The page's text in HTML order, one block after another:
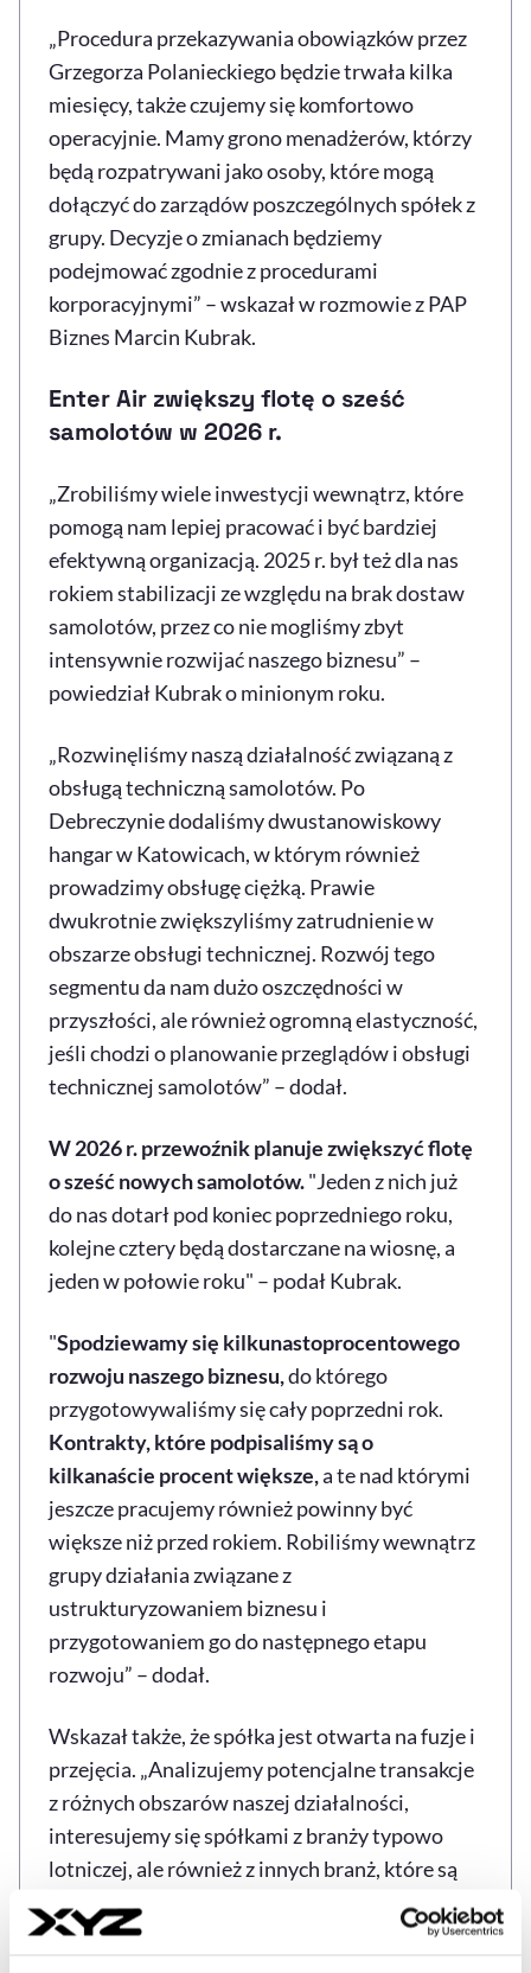
„Procedura przekazywania obowiązków przez
Grzegorza Polanieckiego będzie trwała kilka
miesięcy, także czujemy się komfortowo
operacyjnie. Mamy grono menadżerów, którzy
będą rozpatrywani jako osoby, które mogą
dołączyć do zarządów poszczególnych spółek z
grupy. Decyzje o zmianach będziemy
podejmować zgodnie z procedurami
korporacyjnymi” – wskazał w rozmowie z PAP
Biznes Marcin Kubrak.
Enter Air zwiększy flotę o sześć
samolotów w 2026 r.
„Zrobiliśmy wiele inwestycji wewnątrz, które
pomogą nam lepiej pracować i być bardziej
efektywną organizacją. 2025 r. był też dla nas
rokiem stabilizacji ze względu na brak dostaw
samolotów, przez co nie mogliśmy zbyt
intensywnie rozwijać naszego biznesu” –
powiedział Kubrak o minionym roku.
„Rozwinęliśmy naszą działalność związaną z
obsługą techniczną samolotów. Po
Debreczynie dodaliśmy dwustanowiskowy
hangar w Katowicach, w którym również
prowadzimy obsługę ciężką. Prawie
dwukrotnie zwiększyliśmy zatrudnienie w
obszarze obsługi technicznej. Rozwój tego
segmentu da nam dużo oszczędności w
przyszłości, ale również ogromną elastyczność,
jeśli chodzi o planowanie przeglądów i obsługi
technicznej samolotów” – dodał.
W 2026 r. przewoźnik planuje zwiększyć flotę
o sześć nowych samolotów."Jeden z nich już
do nas dotarł pod koniec poprzedniego roku,
kolejne cztery będą dostarczane na wiosnę, a
jeden w połowie roku" – podał Kubrak.
"Spodziewamy się kilkunastoprocentowego
rozwoju naszego biznesu,do którego
przygotowywaliśmy się cały poprzedni rok.
Kontrakty, które podpisaliśmy są o
kilkanaście procent większe,a te nad którymi
jeszcze pracujemy również powinny być
większe niż przed rokiem. Robiliśmy wewnątrz
grupy działania związane z
ustrukturyzowaniem biznesu i
przygotowaniem go do następnego etapu
rozwoju” – dodał.
Wskazał także, że spółka jest otwarta na fuzje i
przejęcia. „Analizujemy potencjalne transakcje
z różnych obszarów naszej działalności,
interesujemy się spółkami z branży typowo
lotniczej, ale również z innych branż, które są
branżami uzupełniającymi do naszego biznesu.
Aktualnie nie są to jednak zaawansowane